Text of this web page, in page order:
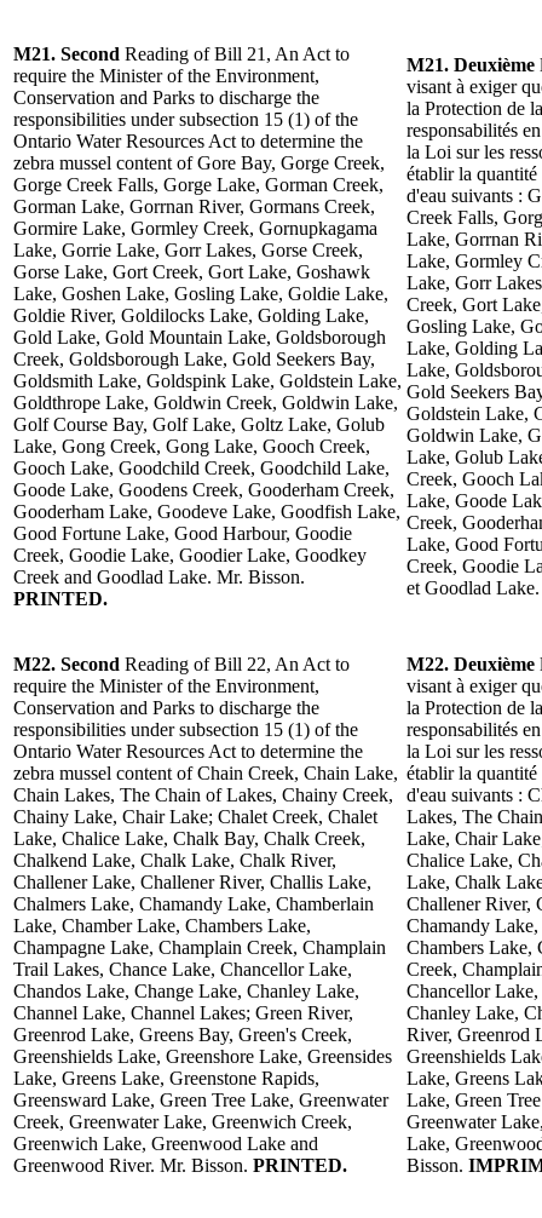
M21. Second Reading of Bill 21, An Act to
require the Minister of the Environment,
Conservation and Parks to discharge the
responsibilities under subsection 15 (1) of the
Ontario Water Resources Act to determine the
zebra mussel content of Gore Bay, Gorge Creek,
Gorge Creek Falls, Gorge Lake, Gorman Creek,
Gorman Lake, Gorrnan River, Gormans Creek,
Gormire Lake, Gormley Creek, Gornupkagama
Lake, Gorrie Lake, Gorr Lakes, Gorse Creek,
Gorse Lake, Gort Creek, Gort Lake, Goshawk
Lake, Goshen Lake, Gosling Lake, Goldie Lake,
Goldie River, Goldilocks Lake, Golding Lake,
Gold Lake, Gold Mountain Lake, Goldsborough
Creek, Goldsborough Lake, Gold Seekers Bay,
Goldsmith Lake, Goldspink Lake, Goldstein Lake,
Goldthrope Lake, Goldwin Creek, Goldwin Lake,
Golf Course Bay, Golf Lake, Goltz Lake, Golub
Lake, Gong Creek, Gong Lake, Gooch Creek,
Gooch Lake, Goodchild Creek, Goodchild Lake,
Goode Lake, Goodens Creek, Gooderham Creek,
Gooderham Lake, Goodeve Lake, Goodfish Lake,
Good Fortune Lake, Good Harbour, Goodie
Creek, Goodie Lake, Goodier Lake, Goodkey
Creek and Goodlad Lake. Mr. Bisson.
PRINTED.
M21. Deuxième
visant à exiger
la Protection de
responsabilités
la Loi sur les
établir la quantité
d'eau suivants :
Creek Falls,
Lake, Gorrnan
Lake, Gormley
Lake, Gorr
Creek, Gort
Gosling Lake,
Lake, Golding
Lake,
Gold Seekers
Goldstein Lake,
Goldwin Lake,
Lake, Golub
Creek, Gooch
Lake, Goode
Creek,
Lake, Good
Creek, Goodie
et Goodlad
M22. Second Reading of Bill 22, An Act to
require the Minister of the Environment,
Conservation and Parks to discharge the
responsibilities under subsection 15 (1) of the
Ontario Water Resources Act to determine the
zebra mussel content of Chain Creek, Chain Lake,
Chain Lakes, The Chain of Lakes, Chainy Creek,
Chainy Lake, Chair Lake; Chalet Creek, Chalet
Lake, Chalice Lake, Chalk Bay, Chalk Creek,
Chalkend Lake, Chalk Lake, Chalk River,
Challener Lake, Challener River, Challis Lake,
Chalmers Lake, Chamandy Lake, Chamberlain
Lake, Chamber Lake, Chambers Lake,
Champagne Lake, Champlain Creek, Champlain
Trail Lakes, Chance Lake, Chancellor Lake,
Chandos Lake, Change Lake, Chanley Lake,
Channel Lake, Channel Lakes; Green River,
Greenrod Lake, Greens Bay, Green's Creek,
Greenshields Lake, Greenshore Lake, Greensides
Lake, Greens Lake, Greenstone Rapids,
Greensward Lake, Green Tree Lake, Greenwater
Creek, Greenwater Lake, Greenwich Creek,
Greenwich Lake, Greenwood Lake and
Greenwood River. Mr. Bisson. PRINTED.
M22. Deuxième
visant à exiger
la Protection de
responsabilités
la Loi sur les
établir la quantité
d'eau suivants :
Lakes, The
Lake, Chair
Chalice Lake,
Lake, Chalk
Challener River,
Chamandy
Chambers Lake,
Creek,
Chancellor
Chanley Lake,
River, Greenrod
Greenshields
Lake, Greens
Lake, Green
Greenwater
Lake,
Bisson.